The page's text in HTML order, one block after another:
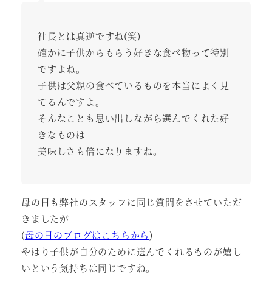
社長とは真逆ですね(笑)
確かに子供からもらう好きな食べ物って特別
ですよね。
子供は父親の食べているものを本当によく見
てるんですよ。
そんなことも思い出しながら選んでくれた好
きなものは
美味しさも倍になりますね。
母の日も弊社のスタッフに同じ質問をさせていただ
きましたが
(母の日のブログはこちらから)
やはり子供が自分のために選んでくれるものが嬉し
いという気持ちは同じですね。